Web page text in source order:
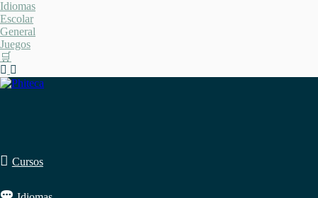
Saltar
al
contenido
Idiomas
Escolar
General
Juegos
🛒
Cursos